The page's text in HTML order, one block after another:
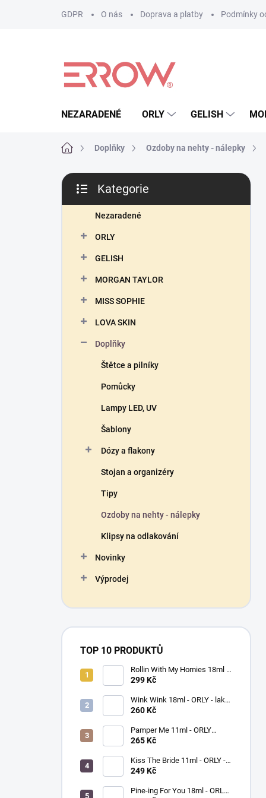
GDPR O nás Doprava a platby Podmínky
NEZARADENÉ ORLY GELISH
Domů Doplňky Ozdoby na nehty - nálepky
P
s
kategorie
Kategorie
Nezaradené
ORLY
GELISH
MORGAN TAYLOR
MISS SOPHIE
LOVA SKIN
Doplňky
Štětce a pilníky
Pomůcky
Lampy LED, UV
Šablony
Dózy a flakony
Stojan a organizéry
Tipy
Ozdoby na nehty - nálepky
Klipsy na odlakování
Novinky
Výprodej
TOP 10 PRODUKTŮ
Rollin With My Homies 18ml -
ORLY - lak na nehty
299 Kč
Wink Wink 18ml - ORLY - lak
na nehty
260 Kč
Pamper Me 11ml - ORLY
BREATHABLE - ošetřující lak
265 Kč
Kiss The Bride 11ml - ORLY -
lak na nehty
249 Kč
Pine-ing For You 18ml - ORLY